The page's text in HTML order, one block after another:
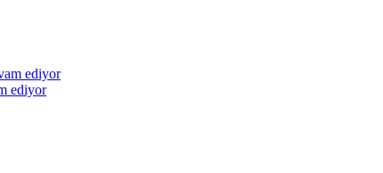
ediyor